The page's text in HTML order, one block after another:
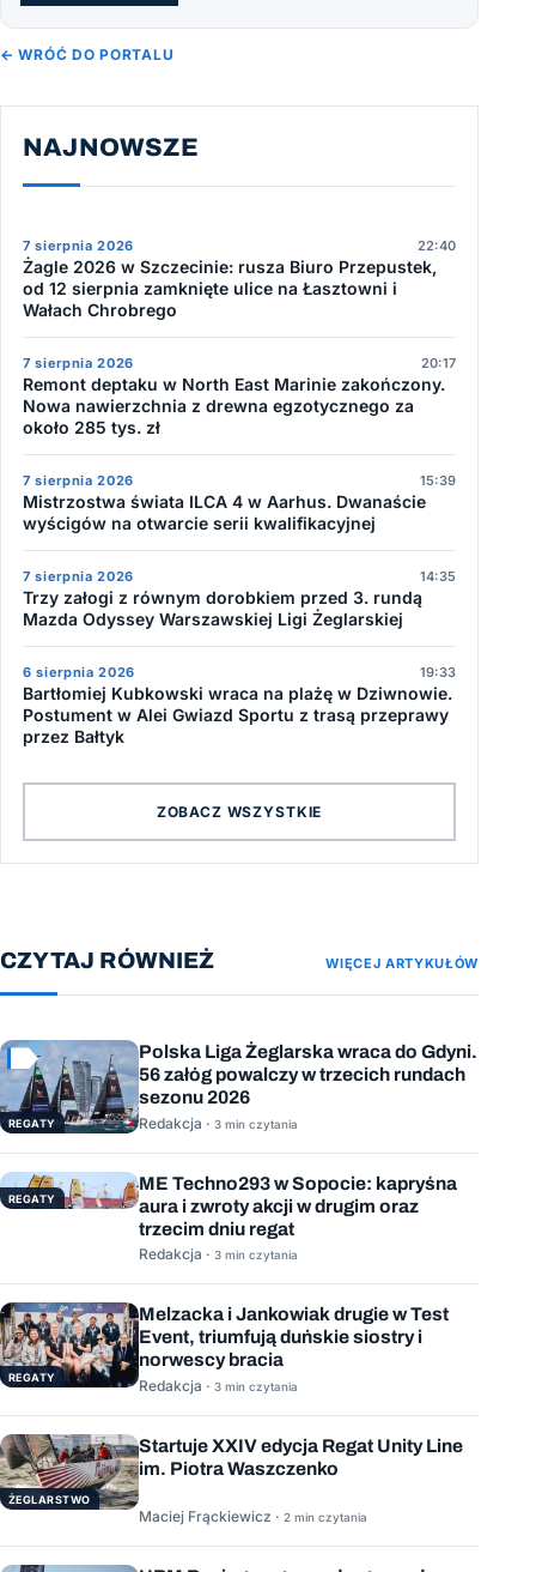
← WRÓĆ DO PORTALU
NAJNOWSZE
7 sierpnia 2026 22:40
Żagle 2026 w Szczecinie: rusza Biuro Przepustek,
od 12 sierpnia zamknięte ulice na Łasztowni i
Wałach Chrobrego
7 sierpnia 2026 20:17
Remont deptaku w North East Marinie zakończony.
Nowa nawierzchnia z drewna egzotycznego za
około 285 tys. zł
7 sierpnia 2026 15:39
Mistrzostwa świata ILCA 4 w Aarhus. Dwanaście
wyścigów na otwarcie serii kwalifikacyjnej
7 sierpnia 2026 14:35
Trzy załogi z równym dorobkiem przed 3. rundą
Mazda Odyssey Warszawskiej Ligi Żeglarskiej
6 sierpnia 2026 19:33
Bartłomiej Kubkowski wraca na plażę w Dziwnowie.
Postument w Alei Gwiazd Sportu z trasą przeprawy
przez Bałtyk
ZOBACZ WSZYSTKIE
CZYTAJ RÓWNIEŻ WIĘCEJ ARTYKUŁÓW
REGATY
Polska Liga Żeglarska wraca do Gdyni.
56 załóg powalczy w trzecich rundach
sezonu 2026
Redakcja · 3 min czytania
REGATY
ME Techno293 w Sopocie: kapryśna
aura i zwroty akcji w drugim oraz
trzecim dniu regat
Redakcja · 3 min czytania
REGATY
Melzacka i Jankowiak drugie w Test
Event, triumfują duńskie siostry i
norwescy bracia
Redakcja · 3 min czytania
ŻEGLARSTWO
Startuje XXIV edycja Regat Unity Line
im. Piotra Waszczenko
Maciej Frąckiewicz · 2 min czytania